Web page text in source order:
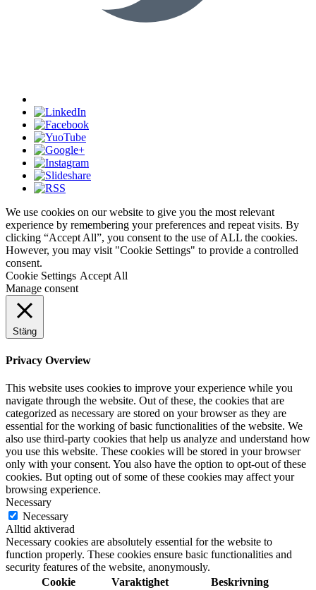
We use cookies on our website to give you the most relevant
experience by remembering your preferences and repeat visits. By
clicking “Accept All”, you consent to the use of ALL the cookies.
However, you may visit "Cookie Settings" to provide a controlled
consent.
Cookie Settings Accept All
Manage consent
Stäng
Privacy Overview
This website uses cookies to improve your experience while you
navigate through the website. Out of these, the cookies that are
categorized as necessary are stored on your browser as they are
essential for the working of basic functionalities of the website. We
also use third-party cookies that help us analyze and understand how
you use this website. These cookies will be stored in your browser
only with your consent. You also have the option to opt-out of these
cookies. But opting out of some of these cookies may affect your
browsing experience.
Necessary
Necessary
Alltid aktiverad
Necessary cookies are absolutely essential for the website to
function properly. These cookies ensure basic functionalities and
security features of the website, anonymously.
Cookie
Varaktighet Beskrivning